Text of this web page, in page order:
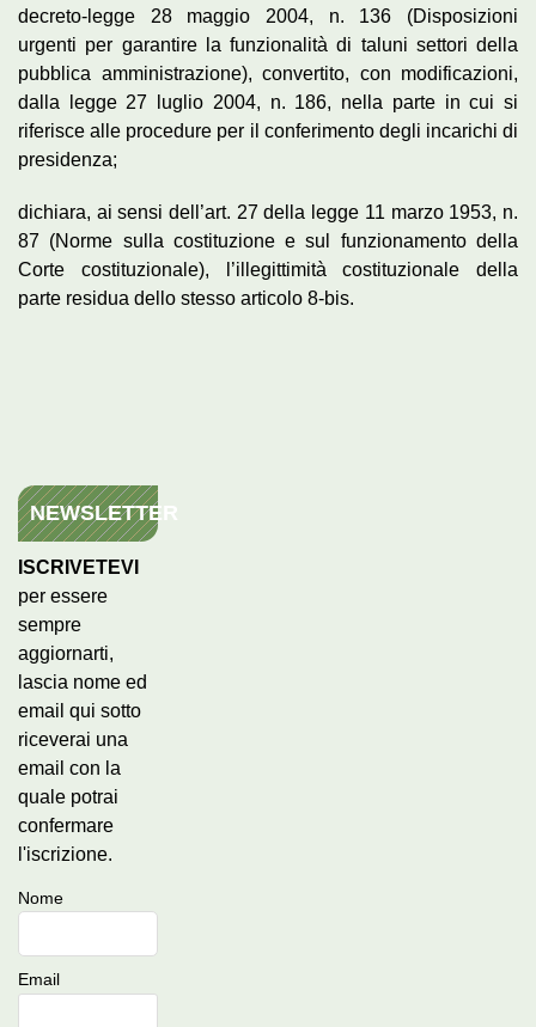
decreto-legge 28 maggio 2004, n. 136 (Disposizioni
urgenti per garantire la funzionalità di taluni settori della
pubblica amministrazione), convertito, con modificazioni,
dalla legge 27 luglio 2004, n. 186, nella parte in cui si
riferisce alle procedure per il conferimento degli incarichi di
presidenza;
dichiara, ai sensi dell’art. 27 della legge 11 marzo 1953, n.
87 (Norme sulla costituzione e sul funzionamento della
Corte costituzionale), l’illegittimità costituzionale della
parte residua dello stesso articolo 8-bis.
NEWSLETTER
ISCRIVETEVI
per essere
sempre
aggiornarti,
lascia nome ed
email qui sotto
riceverai una
email con la
quale potrai
confermare
l'iscrizione.
Nome
Email